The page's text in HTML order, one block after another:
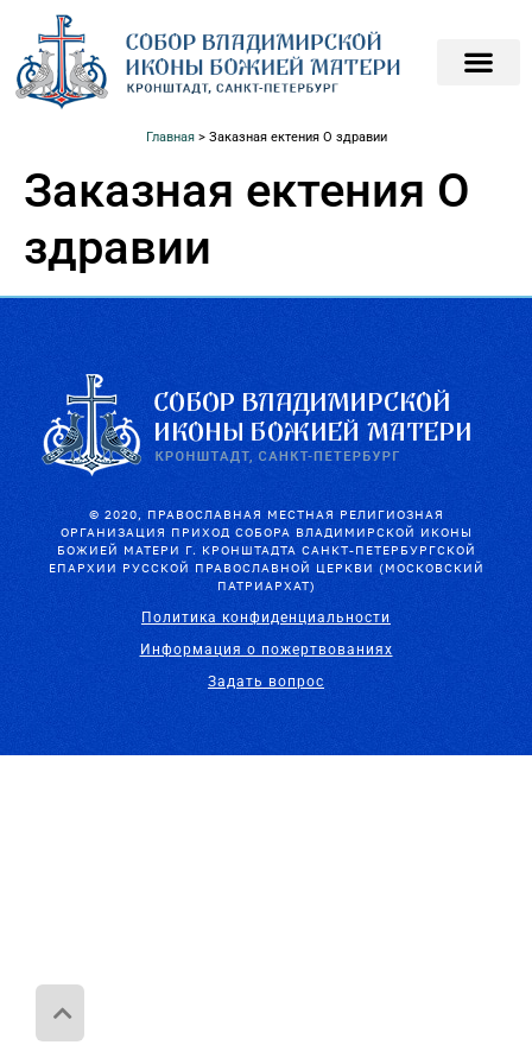
Главная> Заказная ектения О здравии
Заказная ектения О
здравии
© 2020, ПРАВОСЛАВНАЯ МЕСТНАЯ РЕЛИГИОЗНАЯ
ОРГАНИЗАЦИЯ ПРИХОД СОБОРА ВЛАДИМИРСКОЙ ИКОНЫ
БОЖИЕЙ МАТЕРИ Г. КРОНШТАДТА САНКТ-ПЕТЕРБУРГСКОЙ
ЕПАРХИИ РУССКОЙ ПРАВОСЛАВНОЙ ЦЕРКВИ (МОСКОВСКИЙ
ПАТРИАРХАТ)
Политика конфиденциальности
Информация о пожертвованиях
Задать вопрос